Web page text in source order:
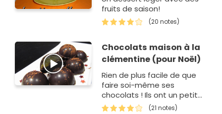
fruits de saison!
(20 notes)
Chocolats maison à la
clémentine (pour Noël)
Rien de plus facile de que
faire soi-même ses
chocolats ! Ils ont un petit
goût "pims" , miam !
(21 notes)